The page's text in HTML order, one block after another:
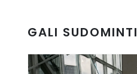
GALI SUDOMINTI